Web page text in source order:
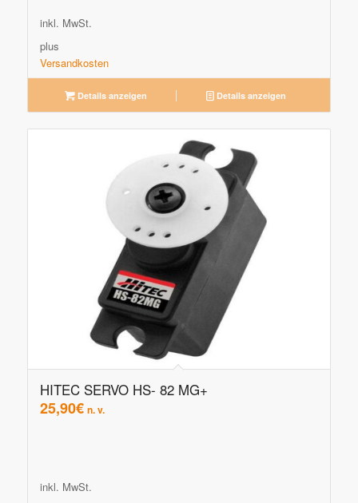
inkl. MwSt.
plus
Versandkosten
Details anzeigen Details anzeigen
HITEC SERVO HS- 82 MG+
25,90€ n. v.
inkl. MwSt.